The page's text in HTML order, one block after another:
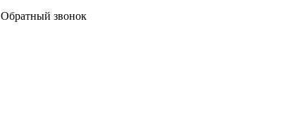
Обратный звонок